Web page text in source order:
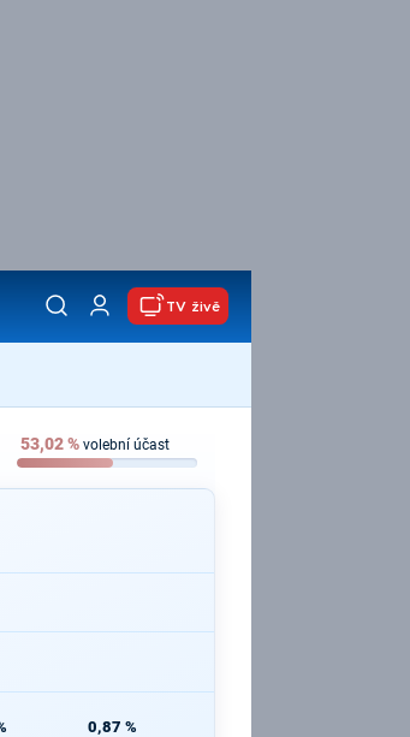
TV živě
53,02% volební účast
0,87 %